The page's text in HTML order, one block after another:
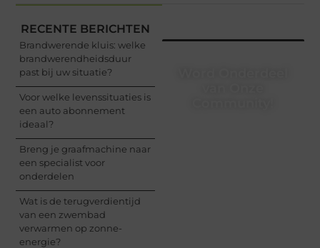
RECENTE BERICHTEN
Brandwerende kluis: welke
brandwerendheidsduur
past bij uw situatie?
Voor welke levenssituaties is
een auto abonnement
ideaal?
Breng je graafmachine naar
een specialist voor
onderdelen
Wat is de terugverdientijd
van een zwembad
verwarmen op zonne-
energie?